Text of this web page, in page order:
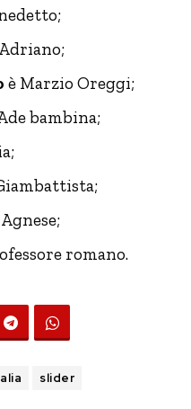
è Marzio Oreggi;
bambina;
romano.
slider